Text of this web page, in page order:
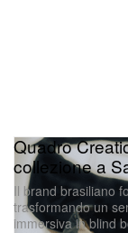
Quadro
collezione a
Il brand brasiliano
trasformando un
immersiva in blind